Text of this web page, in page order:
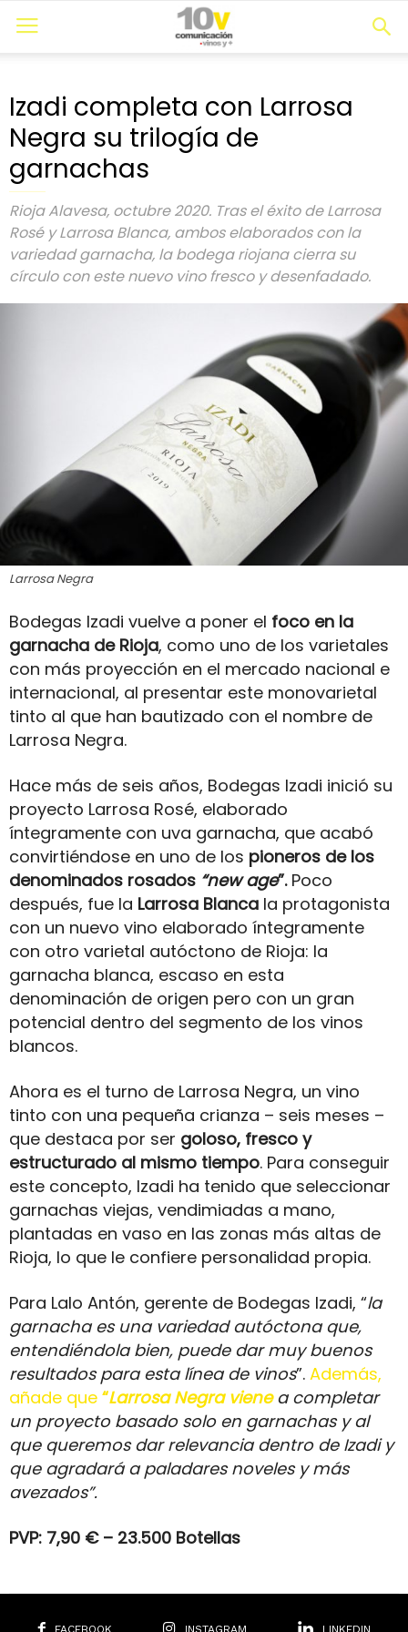
Izadi completa con Larrosa
Negra su trilogía de
garnachas
Rioja Alavesa, octubre 2020. Tras el éxito de Larrosa
Rosé y Larrosa Blanca, ambos elaborados con la
variedad garnacha, la bodega riojana cierra su
círculo con este nuevo vino fresco y desenfadado.
Larrosa Negra
Bodegas Izadi vuelve a poner el foco en la
garnacha de Rioja, como uno de los varietales
con más proyección en el mercado nacional e
internacional, al presentar este monovarietal
tinto al que han bautizado con el nombre de
Larrosa Negra.
Hace más de seis años, Bodegas Izadi inició su
proyecto Larrosa Rosé, elaborado
íntegramente con uva garnacha, que acabó
convirtiéndose en uno de los pioneros de los
denominados rosados “new age”.Poco
después, fue la Larrosa Blanca la protagonista
con un nuevo vino elaborado íntegramente
con otro varietal autóctono de Rioja: la
garnacha blanca, escaso en esta
denominación de origen pero con un gran
potencial dentro del segmento de los vinos
blancos.
Ahora es el turno de Larrosa Negra, un vino
tinto con una pequeña crianza – seis meses –
que destaca por ser goloso, fresco y
estructurado al mismo tiempo. Para conseguir
este concepto, Izadi ha tenido que seleccionar
garnachas viejas, vendimiadas a mano,
plantadas en vaso en las zonas más altas de
Rioja, lo que le confiere personalidad propia.
Para Lalo Antón, gerente de Bodegas Izadi, “la
garnacha es una variedad autóctona que,
entendiéndola bien, puede dar muy buenos
resultados para esta línea de vinos”. Además,
añade que “Larrosa Negra vienea completar
un proyecto basado solo en garnachas y al
que queremos dar relevancia dentro de Izadi y
que agradará a paladares noveles y más
avezados”.
PVP: 7,90 € – 23.500 Botellas
FACEBOOK INSTAGRAM LINKEDIN